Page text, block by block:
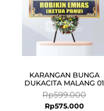
KARANGAN BUNGA
DUKACITA MALANG 01
Rp599.000
Rp575.000